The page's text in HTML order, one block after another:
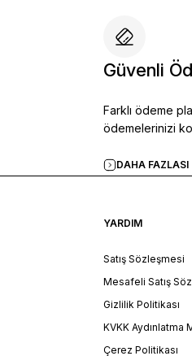
Güvenli
Farklı ödeme
ödemelerinizi
DAHA FAZLASI
YARDIM
Satış Sözleşmesi
Mesafeli Satış
Gizlilik Politikası
KVKK Aydınlatma
Çerez Politikası